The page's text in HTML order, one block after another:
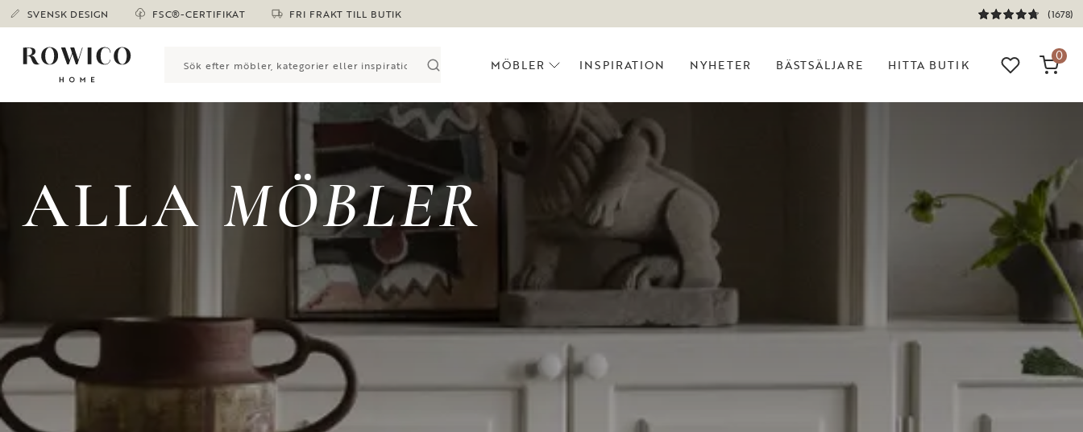
SVENSK DESIGN FSC®-CERTIFIKAT FRI FRAKT TILL BUTIK (1678)
MÖBLER INSPIRATION NYHETER BÄSTSÄLJARE HITTA BUTIK
0
ALLA MÖBLER